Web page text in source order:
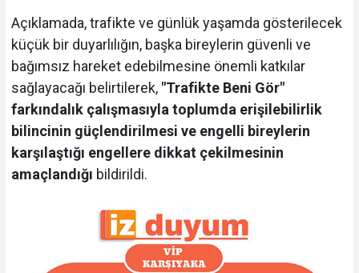
Açıklamada, trafikte ve günlük yaşamda gösterilecek
küçük bir duyarlılığın, başka bireylerin güvenli ve
bağımsız hareket edebilmesine önemli katkılar
sağlayacağı belirtilerek, "Trafikte Beni Gör"
farkındalık çalışmasıyla toplumda erişilebilirlik
bilincinin güçlendirilmesi ve engelli bireylerin
karşılaştığı engellere dikkat çekilmesinin
amaçlandığı bildirildi.